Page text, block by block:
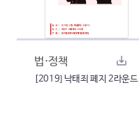
법·정책
[2019] 낙태죄 폐지 2라운드